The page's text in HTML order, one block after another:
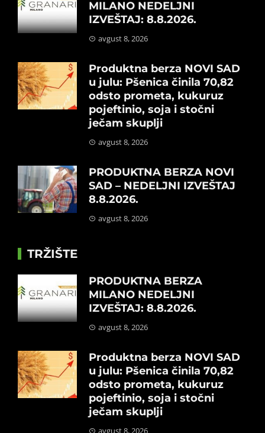
MILANO NEDELJNI
IZVEŠTAJ: 8.8.2026.
avgust 8, 2026
Produktna berza NOVI SAD
u julu: Pšenica činila 70,82
odsto prometa, kukuruz
pojeftinio, soja i stočni
ječam skuplji
avgust 8, 2026
PRODUKTNA BERZA NOVI
SAD – NEDELJNI IZVEŠTAJ
8.8.2026.
avgust 8, 2026
TRŽIŠTE
PRODUKTNA BERZA
MILANO NEDELJNI
IZVEŠTAJ: 8.8.2026.
avgust 8, 2026
Produktna berza NOVI SAD
u julu: Pšenica činila 70,82
odsto prometa, kukuruz
pojeftinio, soja i stočni
ječam skuplji
avgust 8, 2026